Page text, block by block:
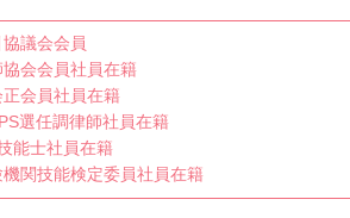
議会会員
会会員社員在籍
会員社員在籍
選任調律師社員在籍
能士社員在籍
関技能検定委員社員在籍